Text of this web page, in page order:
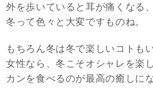
外を歩いていると耳が痛くなる
冬って色々と大変ですものね。
もちろん冬は冬で楽しいコトも
女性なら、冬こそオシャレを楽
カンを食べるのが最高の癒しに